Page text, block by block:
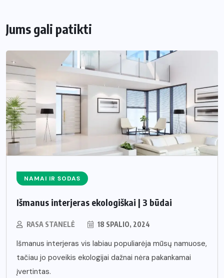
Jums gali patikti
NAMAI IR SODAS
Išmanus interjeras ekologiškai | 3 būdai
RASA STANELĖ 18 SPALIO, 2024
Išmanus interjeras vis labiau populiarėja mūsų namuose,
tačiau jo poveikis ekologijai dažnai nėra pakankamai
įvertintas.